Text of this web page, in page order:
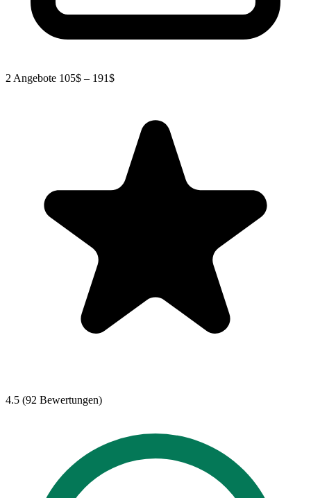
2 Angebote 105$ – 191$
4.5 (92 Bewertungen)